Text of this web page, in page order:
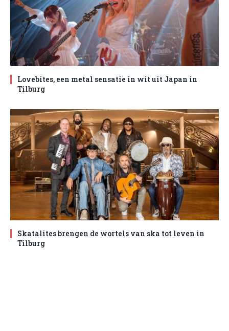
Lovebites, een metal sensatie in wit uit Japan in
Tilburg
Skatalites brengen de wortels van ska tot leven in
Tilburg